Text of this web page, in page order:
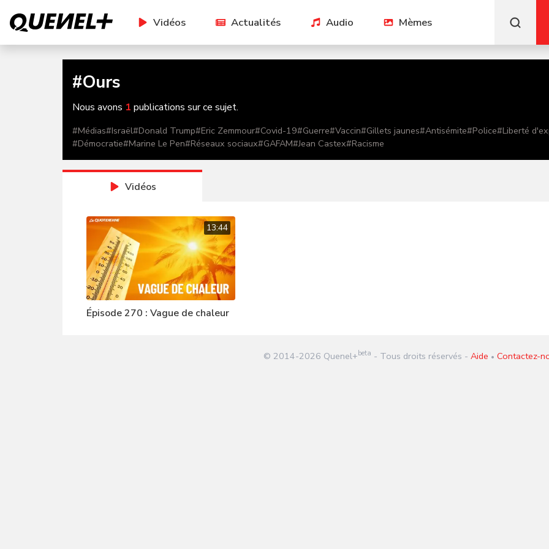
Vidéos Actualités Audio Mèmes
#Ours
Nous avons 1 publications sur ce sujet.
#Médias#Israël#Donald Trump#Eric Zemmour#Covid-19#Guerre#Vaccin#Gillets jaunes#Antisémite#Police#Liberté
#Démocratie#Marine Le Pen#Réseaux sociaux#GAFAM#Jean Castex#Racisme
Vidéos
13:44
Épisode 270 : Vague de chaleur
© 2014-2026 Quenel+beta - Tous droits réservés - Aide • Contactez-